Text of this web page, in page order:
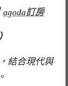
agoda訂房
結合現代與